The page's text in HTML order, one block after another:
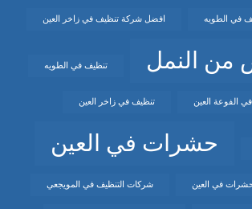
في الطويه افضل شركة تنظيف في زاخر العين
من النمل تنظيف في الطويه
الفوعة العين تنظيف في زاخر العين
حشرات في العين
في العين شركات التنظيف في المويجعي